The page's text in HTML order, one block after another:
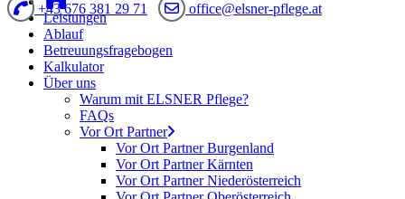
+43 676 381 29 71 office@elsner-pflege.at
Leistungen
Ablauf
Betreuungsfragebogen
Kalkulator
Über uns
Warum mit ELSNER Pflege?
FAQs
Vor Ort Partner
Vor Ort Partner Burgenland
Vor Ort Partner Kärnten
Vor Ort Partner Niederösterreich